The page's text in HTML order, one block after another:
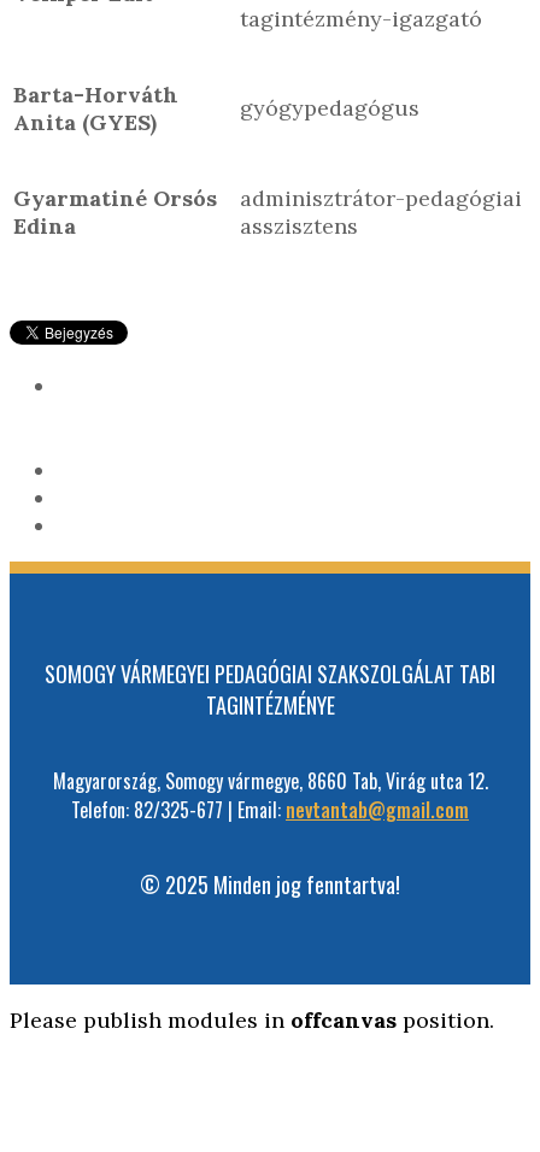
tagintézmény-igazgató
Barta-Horváth
Anita (GYES)
gyógypedagógus
Gyarmatiné Orsós
Edina
adminisztrátor-pedagógiai
asszisztens
SOMOGY VÁRMEGYEI PEDAGÓGIAI SZAKSZOLGÁLAT TABI
TAGINTÉZMÉNYE
Magyarország, Somogy vármegye, 8660 Tab, Virág utca 12.
Telefon: 82/325-677 | Email: nevtantab@gmail.com
© 2025 Minden jog fenntartva!
Please publish modules in offcanvas position.